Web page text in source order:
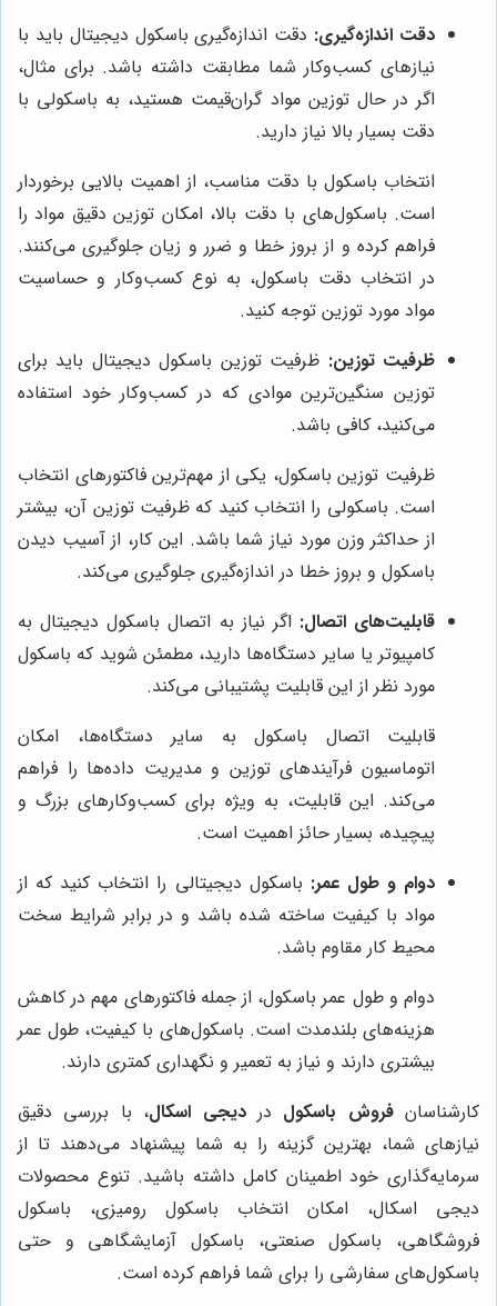
دقت اندازه‌گیری: دقت اندازه‌گیری باسکول دیجیتال باید با
نیازهای کسب‌وکار شما مطابقت داشته باشد. برای مثال،
اگر در حال توزین مواد گران‌قیمت هستید، به باسکولی با
دقت بسیار بالا نیاز دارید.
انتخاب باسکول با دقت مناسب، از اهمیت بالایی برخوردار
است. باسکول‌های با دقت بالا، امکان توزین دقیق مواد را
فراهم کرده و از بروز خطا و ضرر و زیان جلوگیری می‌کنند.
در انتخاب دقت باسکول، به نوع کسب‌وکار و حساسیت
مواد مورد توزین توجه کنید.
ظرفیت توزین: ظرفیت توزین باسکول دیجیتال باید برای
توزین سنگین‌ترین موادی که در کسب‌وکار خود استفاده
می‌کنید، کافی باشد.
ظرفیت توزین باسکول، یکی از مهم‌ترین فاکتورهای انتخاب
است. باسکولی را انتخاب کنید که ظرفیت توزین آن، بیشتر
از حداکثر وزن مورد نیاز شما باشد. این کار، از آسیب دیدن
باسکول و بروز خطا در اندازه‌گیری جلوگیری می‌کند.
قابلیت‌های اتصال: اگر نیاز به اتصال باسکول دیجیتال به
کامپیوتر یا سایر دستگاه‌ها دارید، مطمئن شوید که باسکول
مورد نظر از این قابلیت پشتیبانی می‌کند.
قابلیت اتصال باسکول به سایر دستگاه‌ها، امکان
اتوماسیون فرآیندهای توزین و مدیریت داده‌ها را فراهم
می‌کند. این قابلیت، به ویژه برای کسب‌وکارهای بزرگ و
پیچیده، بسیار حائز اهمیت است.
دوام و طول عمر: باسکول دیجیتالی را انتخاب کنید که از
مواد با کیفیت ساخته شده باشد و در برابر شرایط سخت
محیط کار مقاوم باشد.
دوام و طول عمر باسکول، از جمله فاکتورهای مهم در کاهش
هزینه‌های بلندمدت است. باسکول‌های با کیفیت، طول عمر
بیشتری دارند و نیاز به تعمیر و نگهداری کمتری دارند.
کارشناسانفروش باسکول دردیجی اسکال، با بررسی دقیق
نیازهای شما، بهترین گزینه را به شما پیشنهاد می‌دهند تا از
سرمایه‌گذاری خود اطمینان کامل داشته باشید. تنوع محصولات
دیجی اسکال، امکان انتخاب باسکول رومیزی، باسکول
فروشگاهی، باسکول صنعتی، باسکول آزمایشگاهی و حتی
باسکول‌های سفارشی را برای شما فراهم کرده است.